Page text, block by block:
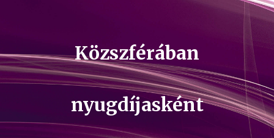
Közszférában
nyugdíjasként